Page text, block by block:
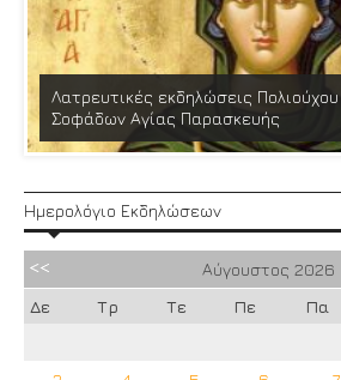
Λατρευτικές εκδηλώσεις Πολιούχου
Σοφάδων Αγίας Παρασκευής
Ημερολόγιο Εκδηλώσεων
Αύγουστος 2026
Δε
Τρ Τε Πε Πα